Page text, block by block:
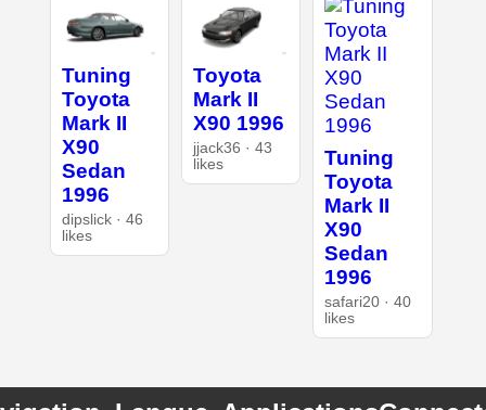
Tuning
Toyota
Mark II
X90
Sedan
1996
dipslick · 46
likes
Toyota
Mark II
X90 1996
jjack36 · 43
likes
Tuning
Toyota
Mark II
X90
Sedan
1996
safari20 · 40
likes